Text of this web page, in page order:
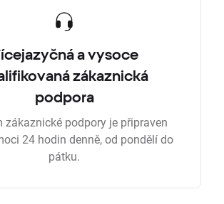
a vysoce
zákaznická
podpora
zákaznické podpory je připraven
24 hodin denně, od pondělí do
pátku.